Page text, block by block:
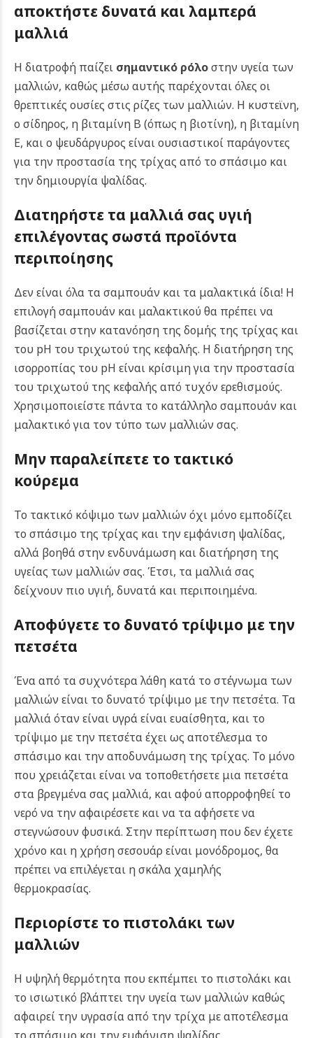
αποκτήστε δυνατά και λαμπερά
μαλλιά
Η διατροφή παίζει σημαντικό ρόλοστην υγεία των
μαλλιών, καθώς μέσω αυτής παρέχονται όλες οι
θρεπτικές ουσίες στις ρίζες των μαλλιών. Η κυστεϊνη,
ο σίδηρος, η βιταμίνη Β (όπως η βιοτίνη), η βιταμίνη
Ε, και ο ψευδάργυρος είναι ουσιαστικοί παράγοντες
για την προστασία της τρίχας από το σπάσιμο και
την δημιουργία ψαλίδας.
Διατηρήστε τα μαλλιά σας υγιή
επιλέγοντας σωστά προϊόντα
περιποίησης
Δεν είναι όλα τα σαμπουάν και τα μαλακτικά ίδια! Η
επιλογή σαμπουάν και μαλακτικού θα πρέπει να
βασίζεται στην κατανόηση της δομής της τρίχας και
του pH του τριχωτού της κεφαλής. Η διατήρηση της
ισορροπίας του pH είναι κρίσιμη για την προστασία
του τριχωτού της κεφαλής από τυχόν ερεθισμούς.
Χρησιμοποιείστε πάντα το κατάλληλο σαμπουάν και
μαλακτικό για τον τύπο των μαλλιών σας.
Μην παραλείπετε το τακτικό
κούρεμα
Το τακτικό κόψιμο των μαλλιών όχι μόνο εμποδίζει
το σπάσιμο της τρίχας και την εμφάνιση ψαλίδας,
αλλά βοηθά στην ενδυνάμωση και διατήρηση της
υγείας των μαλλιών σας. Έτσι, τα μαλλιά σας
δείχνουν πιο υγιή, δυνατά και περιποιημένα.
Αποφύγετε το δυνατό τρίψιμο με την
πετσέτα
Ένα από τα συχνότερα λάθη κατά το στέγνωμα των
μαλλιών είναι το δυνατό τρίψιμο με την πετσέτα. Τα
μαλλιά όταν είναι υγρά είναι ευαίσθητα, και το
τρίψιμο με την πετσέτα έχει ως αποτέλεσμα το
σπάσιμο και την αποδυνάμωση της τρίχας. Το μόνο
που χρειάζεται είναι να τοποθετήσετε μια πετσέτα
στα βρεγμένα σας μαλλιά, και αφού απορροφηθεί το
νερό να την αφαιρέσετε και να τα αφήσετε να
στεγνώσουν φυσικά. Στην περίπτωση που δεν έχετε
χρόνο και η χρήση σεσουάρ είναι μονόδρομος, θα
πρέπει να επιλέγεται η σκάλα χαμηλής
θερμοκρασίας.
Περιορίστε το πιστολάκι των
μαλλιών
Η υψηλή θερμότητα που εκπέμπει το πιστολάκι και
το ισιωτικό βλάπτει την υγεία των μαλλιών καθώς
αφαιρεί την υγρασία από την τρίχα με αποτέλεσμα